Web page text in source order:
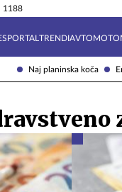
Naj planinska koča
1188
SPORTAL TRENDIAVTOMOTO
Tehnik